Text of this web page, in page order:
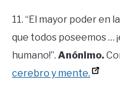
11. “El mayor poder en
que todos poseemos …
humano!”. Anónimo.
cerebro y mente.